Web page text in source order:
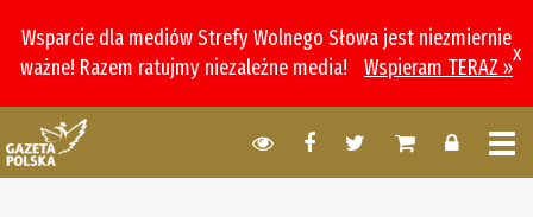
Wsparcie dla mediów Strefy Wolnego Słowa jest niezmiernie
ważne! Razem ratujmy niezależne media!
Wspieram TERAZ »
x